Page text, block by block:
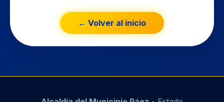
← Volver al inicio